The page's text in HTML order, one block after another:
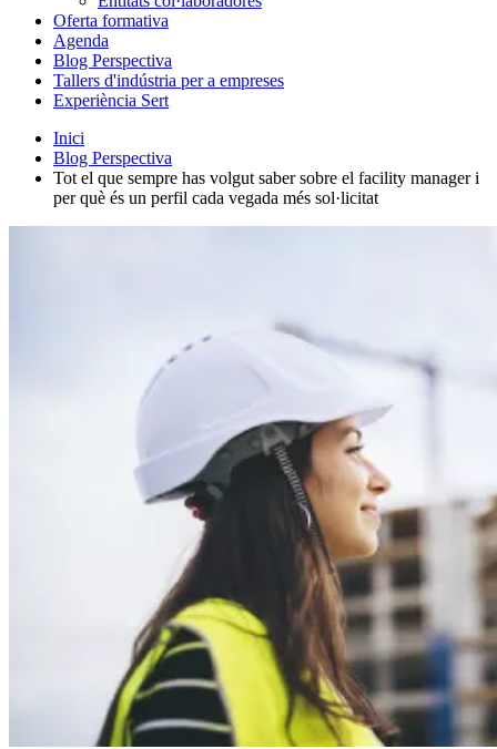
Oferta formativa
Agenda
Blog Perspectiva
Tallers d'indústria per a empreses
Experiència Sert
Inici
Blog Perspectiva
Tot el que sempre has volgut saber sobre el facility manager i
per què és un perfil cada vegada més sol·licitat